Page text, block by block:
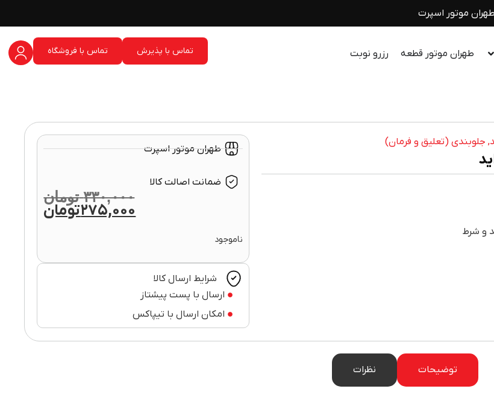
طهران موتور اسپرت
طهران موتور قطعه رزرو نوبت تماس با پذیرش تماس با فروشگاه
, جلوبندی (تعلیق و فرمان)
و شرط
طهران موتور اسپرت
ضمانت اصالت کالا
۳۳۰,۰۰۰ تومان
۲۷۵,۰۰۰تومان
ناموجود
شرایط ارسال کالا
ارسال با پست پیشتاز
امکان ارسال با تیپاکس
توضیحات نظرات